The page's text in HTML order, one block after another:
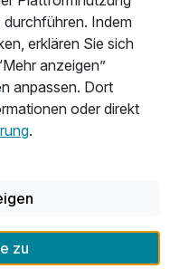
Egal, ob beim
herzhaften
– wir
oder auf
Garten. Eine
wie unsere
vom Hotel besucht
Schmankerln
Ungarn.
durchführen. Indem
erklären Sie sich
anzeigen”
anpassen. Dort
oder direkt
.
zu